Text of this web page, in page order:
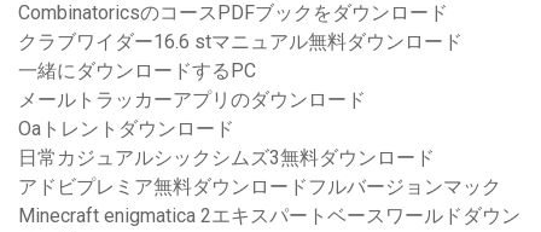
CombinatoricsのコースPDFブックをダウンロード
クラブワイダー16.6 stマニュアル無料ダウンロード
一緒にダウンロードするPC
メールトラッカーアプリのダウンロード
Oaトレントダウンロード
日常カジュアルシックシムズ3無料ダウンロード
アドビプレミア無料ダウンロードフルバージョンマック
Minecraft enigmatica 2エキスパートベースワールドダウン